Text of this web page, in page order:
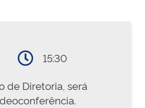
15:30
de Diretoria, será